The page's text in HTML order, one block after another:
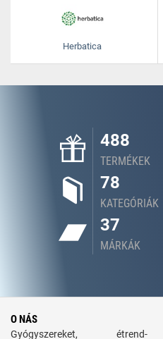
Herbatica
488
TERMÉKEK
78
KATEGÓRIÁK
37
MÁRKÁK
O NÁS
Gyógyszereket, étrend-